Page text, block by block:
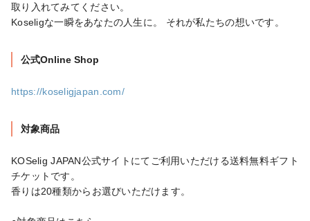
取り入れてみてください。
Koseligな一瞬をあなたの人生に。 それが私たちの想いです。
公式Online Shop
https://koseligjapan.com/
対象商品
KOSelig JAPAN公式サイトにてご利用いただける送料無料ギフト
チケットです。
香りは20種類からお選びいただけます。